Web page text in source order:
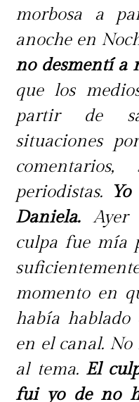
morbosa a
anoche en
no desmentí a
que los
partir de
situaciones
periodistas.
Daniela.Ayer
culpa fue mía
momento en
había hablado
en el canal.
al tema. El
fui yo de no